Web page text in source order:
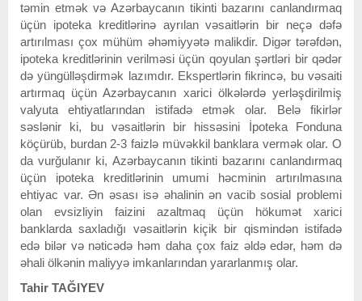
təmin etmək və Azərbaycanın tikinti bazarını canlandırmaq
üçün ipoteka kreditlərinə ayrılan vəsaitlərin bir neçə dəfə
artırılması çox mühüm əhəmiyyətə malikdir. Digər tərəfdən,
ipoteka kreditlərinin verilməsi üçün qoyulan şərtləri bir qədər
də yüngülləşdirmək lazımdır. Ekspertlərin fikrincə, bu vəsaiti
artırmaq üçün Azərbaycanın xarici ölkələrdə yerləşdirilmiş
valyuta ehtiyatlarından istifadə etmək olar. Belə fikirlər
səslənir ki, bu vəsaitlərin bir hissəsini İpoteka Fonduna
köçürüb, burdan 2-3 faizlə müvəkkil banklara vermək olar. O
da vurğulanır ki, Azərbaycanın tikinti bazarını canlandırmaq
üçün ipoteka kreditlərinin umumi həcminin artırılmasına
ehtiyac var. Ən əsası isə əhalinin ən vacib sosial problemi
olan evsizliyin faizini azaltmaq üçün hökumət xarici
banklarda saxladığı vəsaitlərin kiçik bir qismindən istifadə
edə bilər və nəticədə həm daha çox faiz əldə edər, həm də
əhali ölkənin maliyyə imkanlarından yararlanmış olar.
Tahir TAĞIYEV